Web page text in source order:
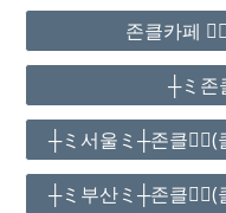
존클카페
┼ミ존
┼ミ서울ミ┼존클
┼ミ부산ミ┼존클